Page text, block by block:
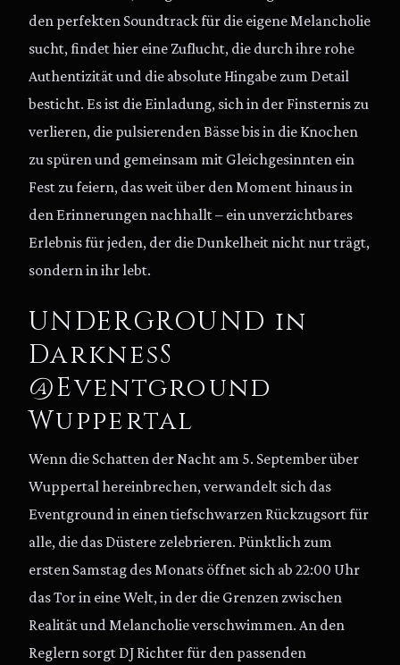
den perfekten Soundtrack für die eigene Melancholie
sucht, findet hier eine Zuflucht, die durch ihre rohe
Authentizität und die absolute Hingabe zum Detail
besticht. Es ist die Einladung, sich in der Finsternis zu
verlieren, die pulsierenden Bässe bis in die Knochen
zu spüren und gemeinsam mit Gleichgesinnten ein
Fest zu feiern, das weit über den Moment hinaus in
den Erinnerungen nachhallt – ein unverzichtbares
Erlebnis für jeden, der die Dunkelheit nicht nur trägt,
sondern in ihr lebt.
UNDERGROUND in
DarknesS
@Eventground
Wuppertal
Wenn die Schatten der Nacht am 5. September über
Wuppertal hereinbrechen, verwandelt sich das
Eventground in einen tiefschwarzen Rückzugsort für
alle, die das Düstere zelebrieren. Pünktlich zum
ersten Samstag des Monats öffnet sich ab 22:00 Uhr
das Tor in eine Welt, in der die Grenzen zwischen
Realität und Melancholie verschwimmen. An den
Reglern sorgt DJ Richter für den passenden